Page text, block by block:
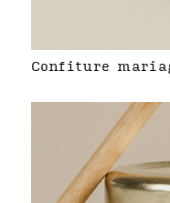
Confiture